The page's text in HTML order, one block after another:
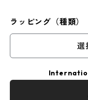
ラッピング（種類）
選